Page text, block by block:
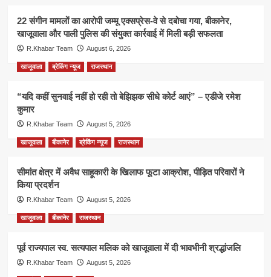
22 संगीन मामलों का आरोपी जम्मू एक्सप्रेस-वे से दबोचा गया, बीकानेर,
खाजूवाला और पाली पुलिस की संयुक्त कार्रवाई में मिली बड़ी सफलता
R.Khabar Team August 6, 2026
खाजूवाला ब्रेकिंग न्यूज राजस्थान
“यदि कहीं सुनवाई नहीं हो रही तो बेझिझक सीधे कोर्ट आएं” – एडीजे रमेश
कुमार
R.Khabar Team August 5, 2026
खाजूवाला बीकानेर ब्रेकिंग न्यूज राजस्थान
सीमांत क्षेत्र में अवैध साहूकारी के खिलाफ फूटा आक्रोश, पीड़ित परिवारों ने
किया प्रदर्शन
R.Khabar Team August 5, 2026
खाजूवाला बीकानेर राजस्थान
पूर्व राज्यपाल स्व. सत्यपाल मलिक को खाजूवाला में दी भावभीनी श्रद्धांजलि
R.Khabar Team August 5, 2026